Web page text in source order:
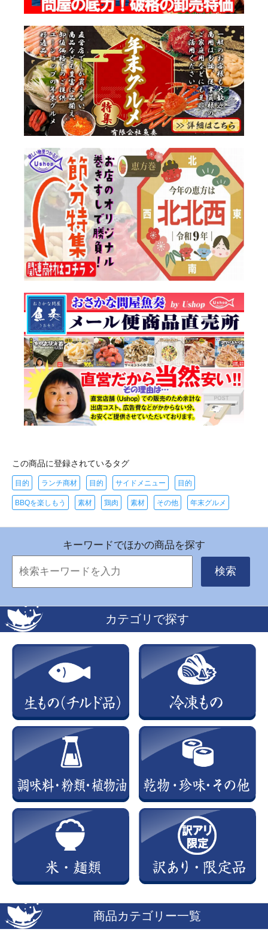
この商品に登録されているタグ
目的 ランチ商材 目的 サイドメニュー 目的
BBQを楽しもう 素材 鶏肉 素材 その他 年末グルメ
キーワードでほかの商品を探す
検索
カテゴリで探す
商品カテゴリー一覧